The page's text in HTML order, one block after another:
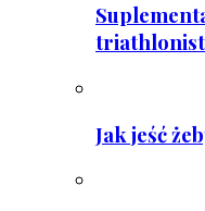
Jak jeść